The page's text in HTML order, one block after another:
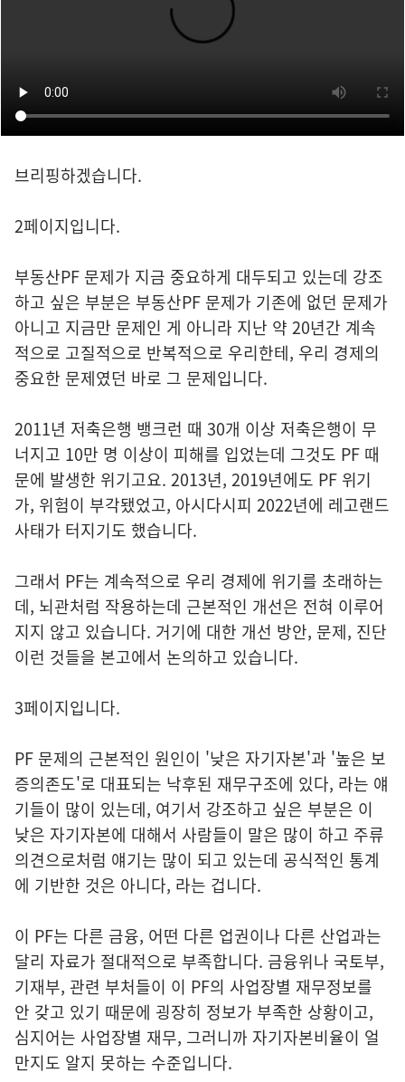
브리핑하겠습니다.
2페이지입니다.
부동산PF 문제가 지금 중요하게 대두되고 있는데 강조
하고 싶은 부분은 부동산PF 문제가 기존에 없던 문제가
아니고 지금만 문제인 게 아니라 지난 약 20년간 계속
적으로 고질적으로 반복적으로 우리한테, 우리 경제의
중요한 문제였던 바로 그 문제입니다.
2011년 저축은행 뱅크런 때 30개 이상 저축은행이 무
너지고 10만 명 이상이 피해를 입었는데 그것도 PF 때
문에 발생한 위기고요. 2013년, 2019년에도 PF 위기
가, 위험이 부각됐었고, 아시다시피 2022년에 레고랜드
사태가 터지기도 했습니다.
그래서 PF는 계속적으로 우리 경제에 위기를 초래하는
데, 뇌관처럼 작용하는데 근본적인 개선은 전혀 이루어
지지 않고 있습니다. 거기에 대한 개선 방안, 문제, 진단
이런 것들을 본고에서 논의하고 있습니다.
3페이지입니다.
PF 문제의 근본적인 원인이 '낮은 자기자본'과 '높은 보
증의존도'로 대표되는 낙후된 재무구조에 있다, 라는 얘
기들이 많이 있는데, 여기서 강조하고 싶은 부분은 이
낮은 자기자본에 대해서 사람들이 말은 많이 하고 주류
의견으로처럼 얘기는 많이 되고 있는데 공식적인 통계
에 기반한 것은 아니다, 라는 겁니다.
이 PF는 다른 금융, 어떤 다른 업권이나 다른 산업과는
달리 자료가 절대적으로 부족합니다. 금융위나 국토부,
기재부, 관련 부처들이 이 PF의 사업장별 재무정보를
안 갖고 있기 때문에 굉장히 정보가 부족한 상황이고,
심지어는 사업장별 재무, 그러니까 자기자본비율이 얼
만지도 알지 못하는 수준입니다.